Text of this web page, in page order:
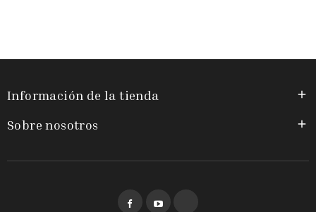
Información de la tienda 
Sobre nosotros 
Facebook